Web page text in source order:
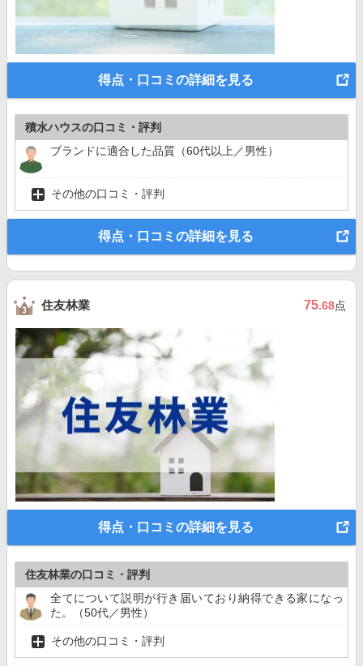
得点・口コミの詳細を見る
積水ハウスの口コミ・評判
ブランドに適合した品質（60代以上／男性）
その他の口コミ・評判
得点・口コミの詳細を見る
住友林業 75.68点
得点・口コミの詳細を見る
住友林業の口コミ・評判
全てについて説明が行き届いており納得できる家になっ
た。（50代／男性）
その他の口コミ・評判